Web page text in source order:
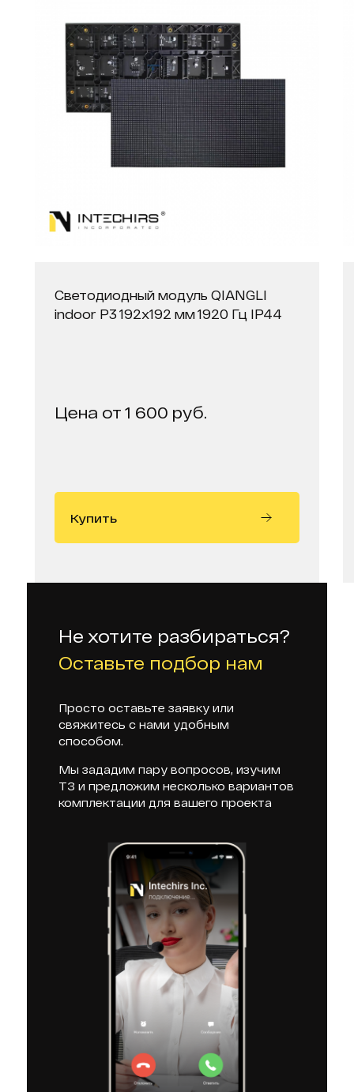
Светодиодный модуль QIANGLI
indoor P3 192х192 мм 1920 Гц IP44
Цена от 1 600 руб.
Купить
Не хотите разбираться?
Оставьте подбор нам
Просто оставьте заявку или
свяжитесь с нами удобным
способом.
Мы зададим пару вопросов, изучим
ТЗ и предложим несколько вариантов
комплектации для вашего проекта